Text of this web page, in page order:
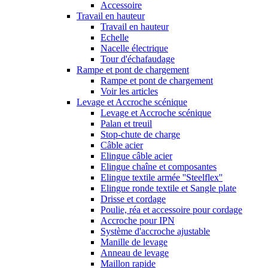
Accessoire
Travail en hauteur
Travail en hauteur
Echelle
Nacelle électrique
Tour d'échafaudage
Rampe et pont de chargement
Rampe et pont de chargement
Voir les articles
Levage et Accroche scénique
Levage et Accroche scénique
Palan et treuil
Stop-chute de charge
Câble acier
Elingue câble acier
Elingue chaîne et composantes
Elingue textile armée ''Steelflex''
Elingue ronde textile et Sangle plate
Drisse et cordage
Poulie, réa et accessoire pour cordage
Accroche pour IPN
Système d'accroche ajustable
Manille de levage
Anneau de levage
Maillon rapide